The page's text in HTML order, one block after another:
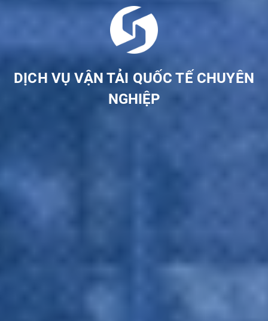
DỊCH VỤ VẬN TẢI QUỐC TẾ CHUYÊN
NGHIỆP